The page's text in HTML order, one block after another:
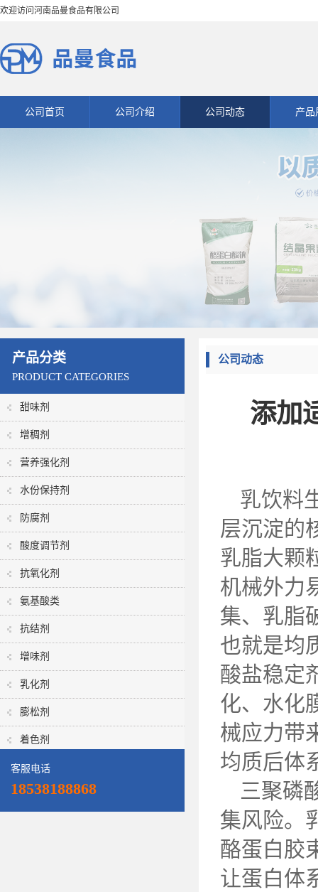
欢迎访问河南品曼食品有限公司
公司首页 公司介绍 公司动态 产品
产品分类
PRODUCT CATEGORIES
甜味剂
增稠剂
营养强化剂
水份保持剂
防腐剂
酸度调节剂
抗氧化剂
氨基酸类
抗结剂
增味剂
乳化剂
膨松剂
着色剂
客服电话
18538188868
公司动态
添加
乳饮料
层沉淀的
乳脂大颗
机械外力
集、乳脂
也就是均
酸盐稳定
化、水化
械应力带
均质后体
三聚磷
集风险。
酪蛋白胶
让蛋白体